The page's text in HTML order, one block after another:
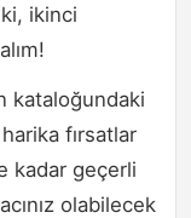
ikinci
kataloğundaki
fırsatlar
kadar geçerli
olabilecek